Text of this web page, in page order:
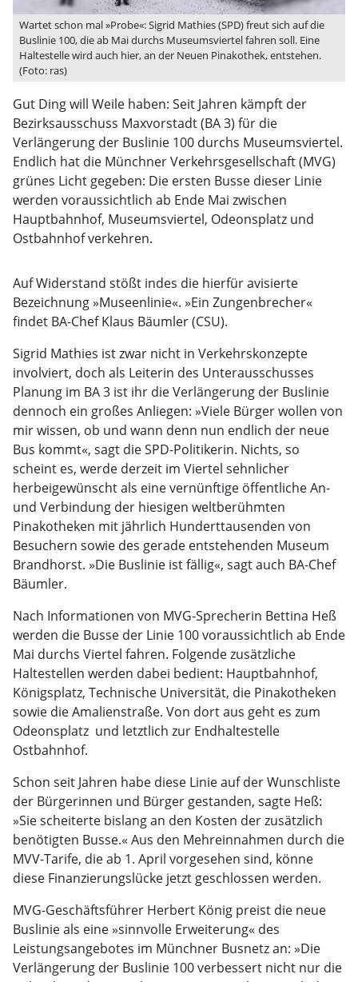
Wartet schon mal »Probe«: Sigrid Mathies (SPD) freut sich auf die
Buslinie 100, die ab Mai durchs Museumsviertel fahren soll. Eine
Haltestelle wird auch hier, an der Neuen Pinakothek, entstehen.
(Foto: ras)
Gut Ding will Weile haben: Seit Jahren kämpft der
Bezirksausschuss Maxvorstadt (BA 3) für die
Verlängerung der Buslinie 100 durchs Museumsviertel.
Endlich hat die Münchner Verkehrsgesellschaft (MVG)
grünes Licht gegeben: Die ersten Busse dieser Linie
werden voraussichtlich ab Ende Mai zwischen
Hauptbahnhof, Museumsviertel, Odeonsplatz und
Ostbahnhof verkehren.
Auf Widerstand stößt indes die hierfür avisierte
Bezeichnung »Museenlinie«. »Ein Zungenbrecher« 
findet BA-Chef Klaus Bäumler (CSU).
Sigrid Mathies ist zwar nicht in Verkehrskonzepte
involviert, doch als Leiterin des Unterausschusses
Planung im BA 3 ist ihr die Verlängerung der Buslinie
dennoch ein großes Anliegen: »Viele Bürger wollen von
mir wissen, ob und wann denn nun endlich der neue
Bus kommt«, sagt die SPD-Politikerin. Nichts, so
scheint es, werde derzeit im Viertel sehnlicher
herbeigewünscht als eine vernünftige öffentliche An-
und Verbindung der hiesigen weltberühmten
Pinakotheken mit jährlich Hunderttausenden von
Besuchern sowie des gerade entstehenden Museum
Brandhorst. »Die Buslinie ist fällig«, sagt auch BA-Chef
Bäumler.
Nach Informationen von MVG-Sprecherin Bettina Heß
werden die Busse der Linie 100 voraussichtlich ab Ende
Mai durchs Viertel fahren. Folgende zusätzliche
Haltestellen werden dabei bedient: Hauptbahnhof,
Königsplatz, Technische Universität, die Pinakotheken
sowie die Amalienstraße. Von dort aus geht es zum
Odeonsplatz  und letztlich zur Endhaltestelle
Ostbahnhof.
Schon seit Jahren habe diese Linie auf der Wunschliste
der Bürgerinnen und Bürger gestanden, sagte Heß:
»Sie scheiterte bislang an den Kosten der zusätzlich
benötigten Busse.« Aus den Mehreinnahmen durch die
MVV-Tarife, die ab 1. April vorgesehen sind, könne
diese Finanzierungslücke jetzt geschlossen werden.
MVG-Geschäftsführer Herbert König preist die neue
Buslinie als eine »sinnvolle Erweiterung« des
Leistungsangebotes im Münchner Busnetz an: »Die
Verlängerung der Buslinie 100 verbessert nicht nur die